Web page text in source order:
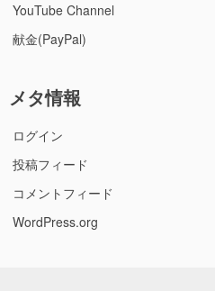
YouTube Channel
献金(PayPal)
メタ情報
ログイン
投稿フィード
コメントフィード
WordPress.org